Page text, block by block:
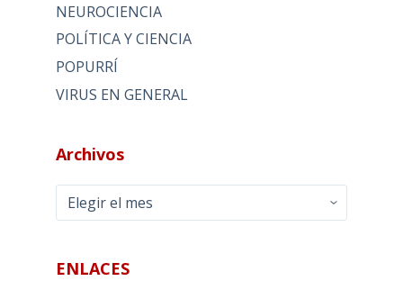
NEUROCIENCIA
POLÍTICA Y CIENCIA
POPURRÍ
VIRUS EN GENERAL
Archivos
Archivos
ENLACES